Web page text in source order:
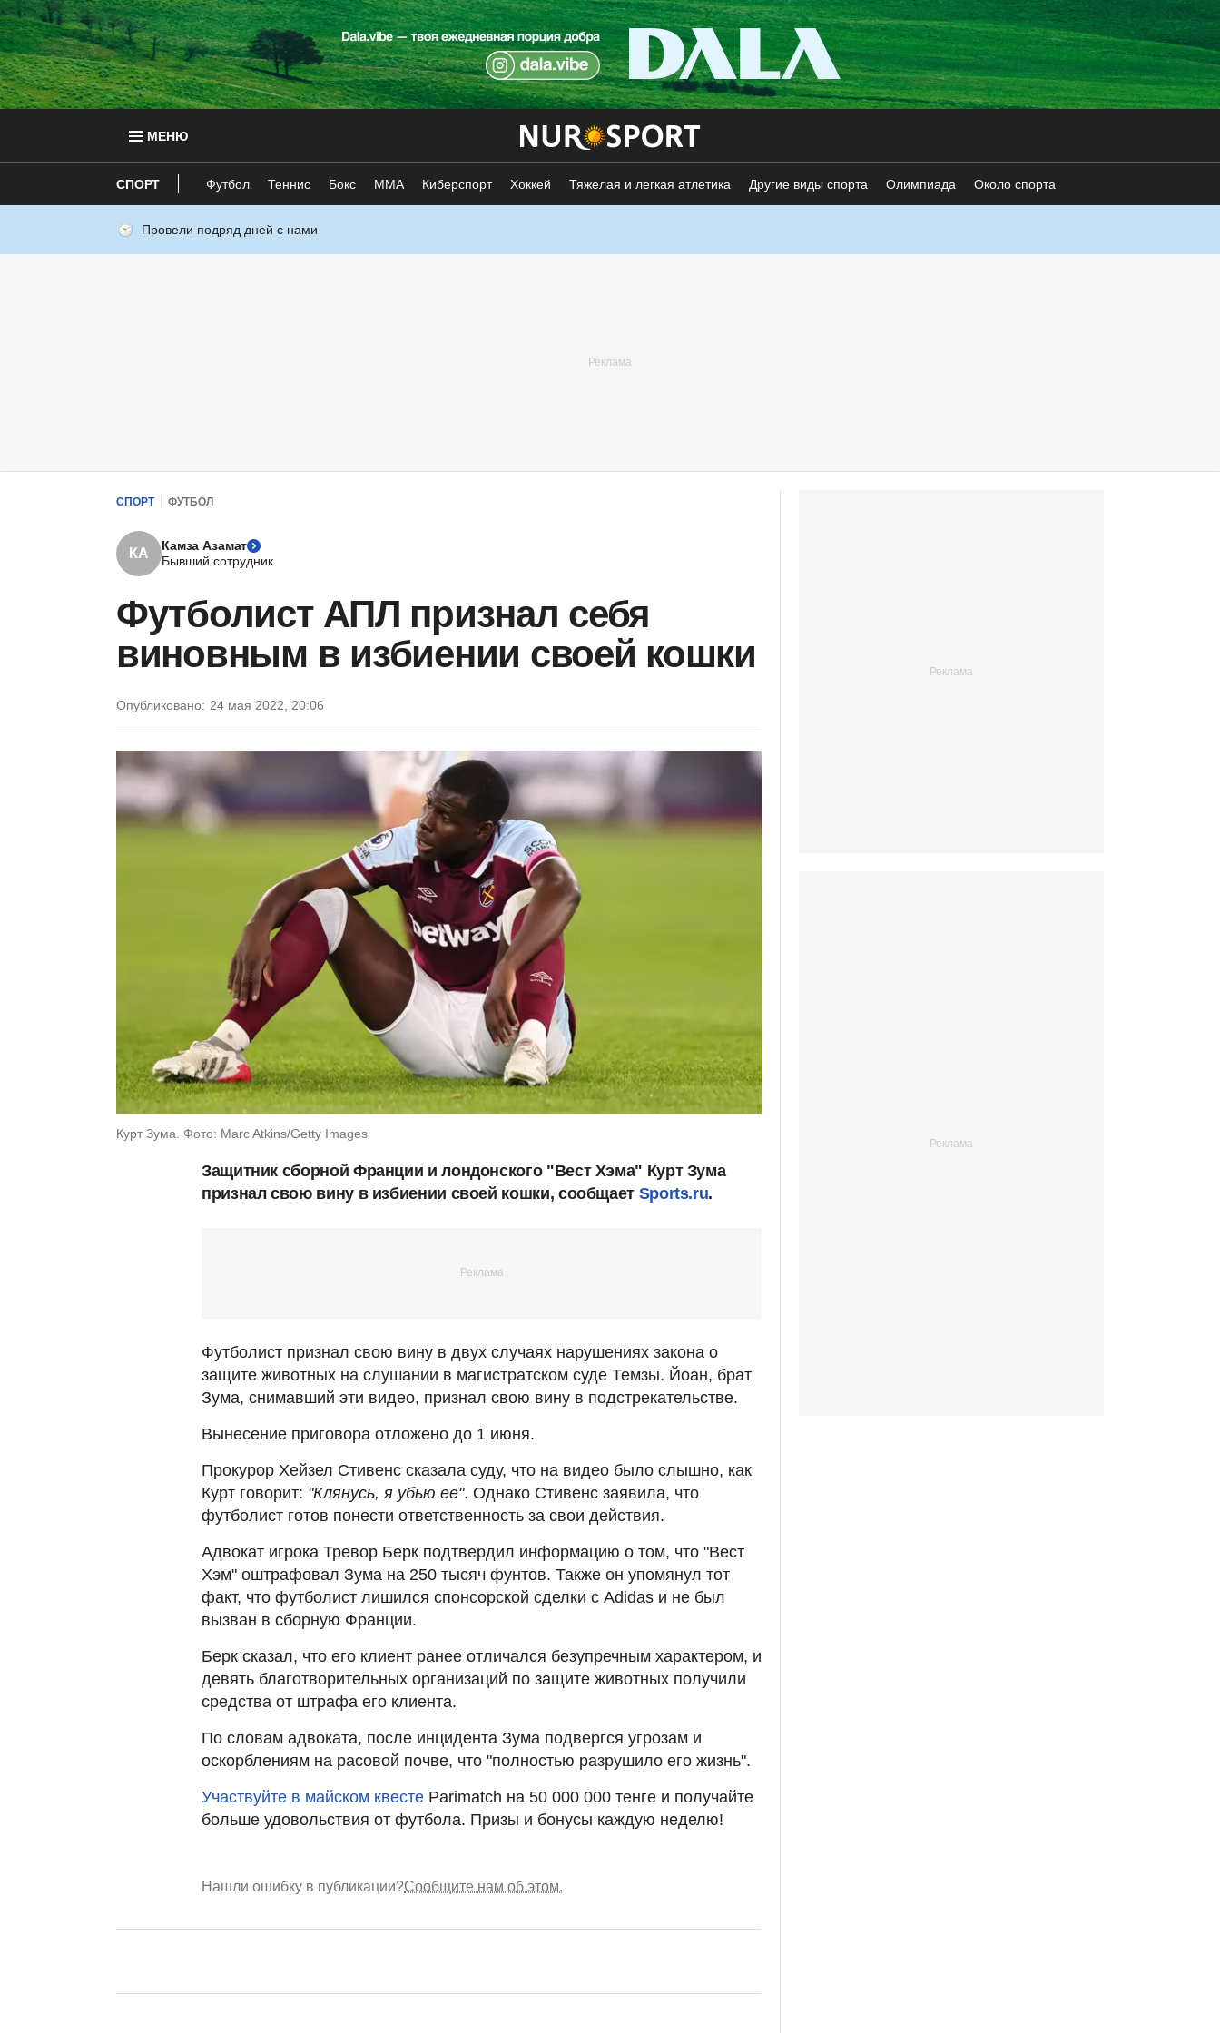
МЕНЮ
СПОРТ Футбол Теннис Бокс ММА Киберспорт Хоккей Тяжелая и легкая атлетика Другие виды спорта Олимпиада Около спорта
Провели подряд дней с нами
СПОРТ ФУТБОЛ
КА
Камза Азамат
Бывший сотрудник
Футболист АПЛ признал себя
виновным в избиении своей кошки
Опубликовано: 24 мая 2022, 20:06
Курт Зума. Фото: Marc Atkins/Getty Images
Защитник сборной Франции и лондонского "Вест Хэма" Курт Зума
признал свою вину в избиении своей кошки, сообщает Sports.ru.
Футболист признал свою вину в двух случаях нарушениях закона о
защите животных на слушании в магистратском суде Темзы. Йоан, брат
Зума, снимавший эти видео, признал свою вину в подстрекательстве.
Вынесение приговора отложено до 1 июня.
Прокурор Хейзел Стивенс сказала суду, что на видео было слышно, как
Курт говорит: "Клянусь, я убью ее". Однако Стивенс заявила, что
футболист готов понести ответственность за свои действия.
Адвокат игрока Тревор Берк подтвердил информацию о том, что "Вест
Хэм" оштрафовал Зума на 250 тысяч фунтов. Также он упомянул тот
факт, что футболист лишился спонсорской сделки с Adidas и не был
вызван в сборную Франции.
Берк сказал, что его клиент ранее отличался безупречным характером, и
девять благотворительных организаций по защите животных получили
средства от штрафа его клиента.
По словам адвоката, после инцидента Зума подвергся угрозам и
оскорблениям на расовой почве, что "полностью разрушило его жизнь".
Участвуйте в майском квесте Parimatch на 50 000 000 тенге и получайте
больше удовольствия от футбола. Призы и бонусы каждую неделю!
Нашли ошибку в публикации?Сообщите нам об этом.